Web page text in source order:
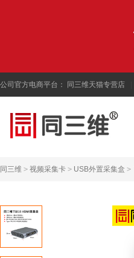
公司官方电商平台： 同三维天猫专营店
同三维 > 视频采集卡 > USB外置采集盒 >